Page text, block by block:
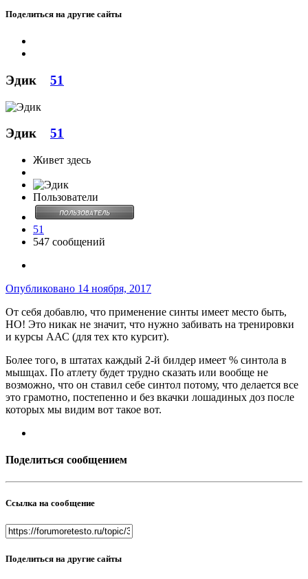
Поделиться на другие сайты
Эдик 51
Эдик 51
Живет здесь
Пользователи
51
547 сообщений
Опубликовано 14 ноября, 2017
От себя добавлю, что применение синты имеет место быть,
НО! Это никак не значит, что нужно забивать на тренировки
и курсы ААС (для тех кто курсит).
Более того, в штатах каждый 2-й билдер имеет % синтола в
мышцах. По атлету будет трудно сказать или вообще не
возможно, что он ставил себе синтол потому, что делается все
это грамотно, постепенно и без вкачки лошадиных доз после
которых мы видим вот такое вот.
Поделиться сообщением
Ссылка на сообщение
Поделиться на другие сайты